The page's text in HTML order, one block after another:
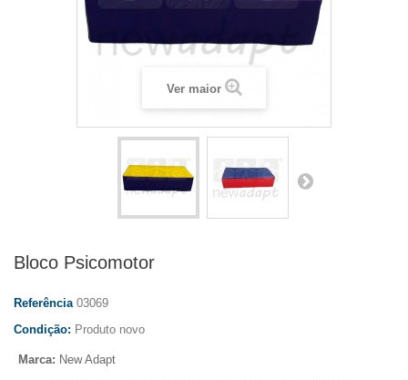
Ver maior
Bloco Psicomotor
Referência 03069
Condição: Produto novo
Marca: New Adapt